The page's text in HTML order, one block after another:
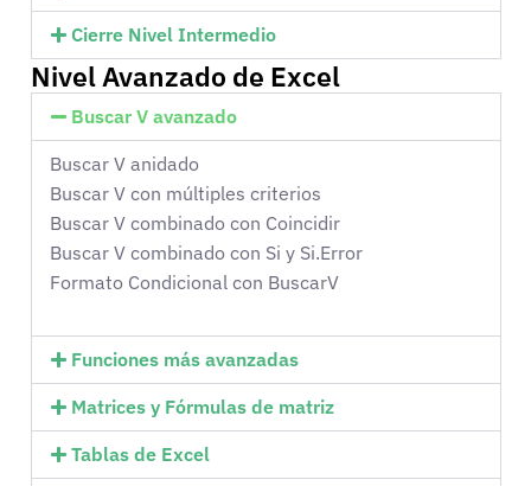
Cierre Nivel Intermedio
Nivel Avanzado de Excel
Buscar V avanzado
Buscar V anidado
Buscar V con múltiples criterios
Buscar V combinado con Coincidir
Buscar V combinado con Si y Si.Error
Formato Condicional con BuscarV
Funciones más avanzadas
Matrices y Fórmulas de matriz
Tablas de Excel